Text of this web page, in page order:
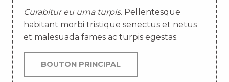
Curabitur eu urna turpis. Pellentesque
habitant morbi tristique senectus et netus
et malesuada fames ac turpis egestas.
BOUTON PRINCIPAL